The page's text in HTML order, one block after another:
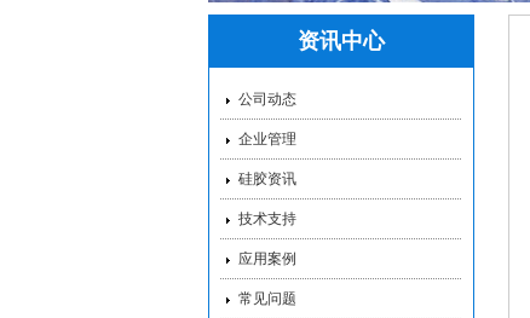
资讯中心
公司动态
企业管理
硅胶资讯
技术支持
应用案例
常见问题
硅胶吸管_液态硅胶吸